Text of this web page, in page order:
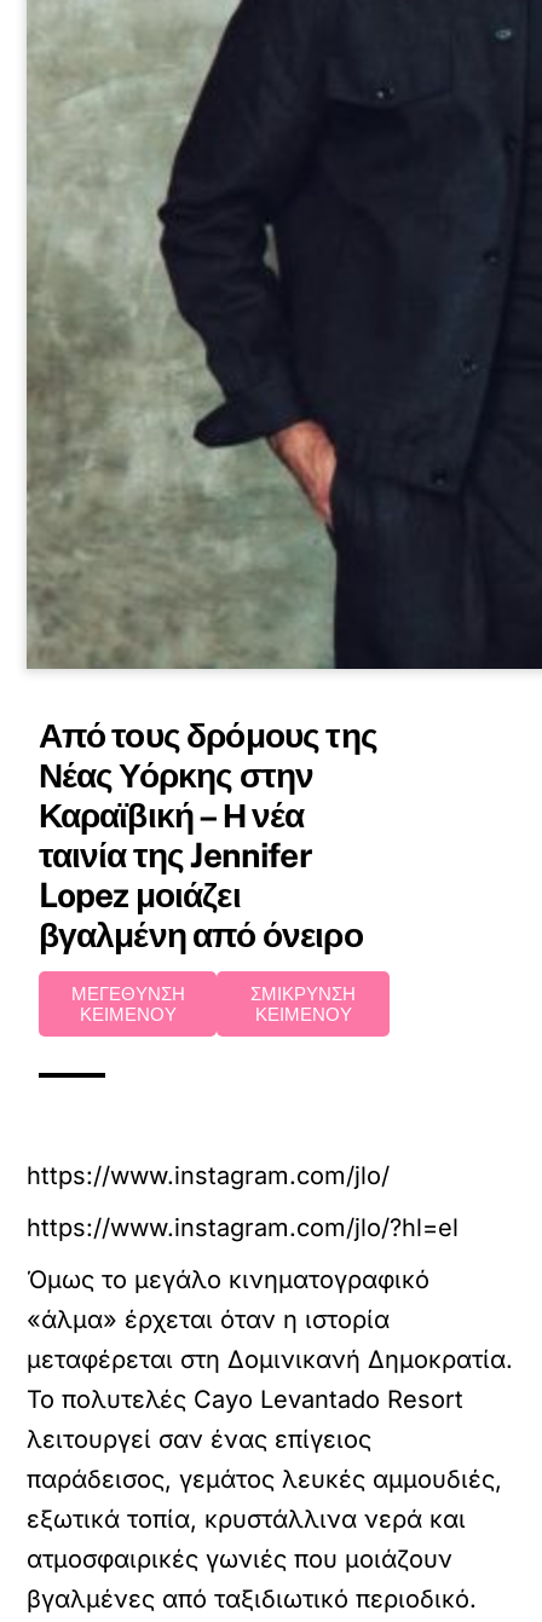
Από τους δρόμους της
Νέας Υόρκης στην
Καραϊβική – Η νέα
ταινία της Jennifer
Lopez μοιάζει
βγαλμένη από όνειρο
ΜΕΓΕΘΥΝΣΗ
ΚΕΙΜΕΝΟΥ
ΣΜΙΚΡΥΝΣΗ
ΚΕΙΜΕΝΟΥ
https://www.instagram.com/jlo/
https://www.instagram.com/jlo/?hl=el
Όμως το μεγάλο κινηματογραφικό
«άλμα» έρχεται όταν η ιστορία
μεταφέρεται στη Δομινικανή Δημοκρατία.
Το πολυτελές Cayo Levantado Resort
λειτουργεί σαν ένας επίγειος
παράδεισος, γεμάτος λευκές αμμουδιές,
εξωτικά τοπία, κρυστάλλινα νερά και
ατμοσφαιρικές γωνιές που μοιάζουν
βγαλμένες από ταξιδιωτικό περιοδικό.